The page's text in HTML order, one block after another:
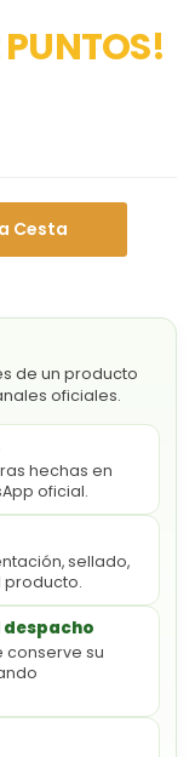
Cesta
de un producto
oficiales.
hechas en
oficial.
sellado,
producto.
conserve su